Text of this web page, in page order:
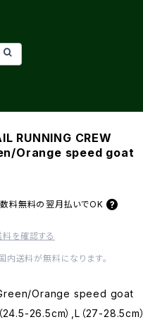
RUNNING CREW
Orange speed goat
料無料の 翌月払いでOK
料を確認する
送料が無料になります。
Orange speed goat
24.5-26.5cm）,L（27-28.5cm）